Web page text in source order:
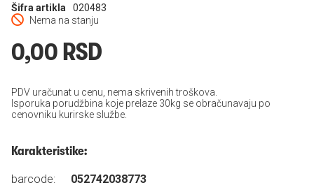
Nema na stanju
Šifra artikla 020483
0,00 RSD
PDV uračunat u cenu, nema skrivenih troškova.
Isporuka porudžbina koje prelaze 30kg se obračunavaju po
cenovniku kurirske službe.
Karakteristike:
barcode:
052742038773